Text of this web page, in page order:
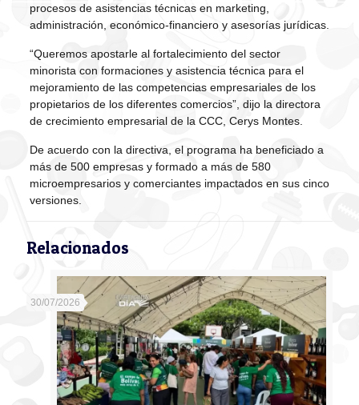
procesos de asistencias técnicas en marketing,
administración, económico-financiero y asesorías jurídicas.
“Queremos apostarle al fortalecimiento del sector
minorista con formaciones y asistencia técnica para el
mejoramiento de las competencias empresariales de los
propietarios de los diferentes comercios”, dijo la directora
de crecimiento empresarial de la CCC, Cerys Montes.
De acuerdo con la directiva, el programa ha beneficiado a
más de 500 empresas y formado a más de 580
microempresarios y comerciantes impactados en sus cinco
versiones.
Relacionados
30/07/2026